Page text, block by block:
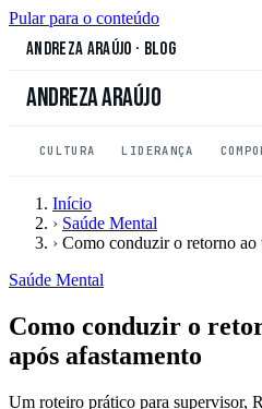
Pular para o conteúdo
Andreza Araújo · Blog
Andreza Araújo
CULTURA LIDERANÇA
Início
› Saúde Mental
› Como conduzir o retorno ao
Saúde Mental
Como conduzir o
após afastamento
Um roteiro prático para supervisor,